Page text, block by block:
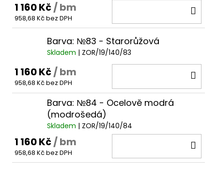
1 160 Kč/ bm
958,68 Kč bez DPH
Barva: №83 - Starorůžová
Skladem | ZOR/19/140/83
1 160 Kč/ bm
958,68 Kč bez DPH
Barva: №84 - Ocelově modrá
(modrošedá)
Skladem | ZOR/19/140/84
1 160 Kč/ bm
958,68 Kč bez DPH